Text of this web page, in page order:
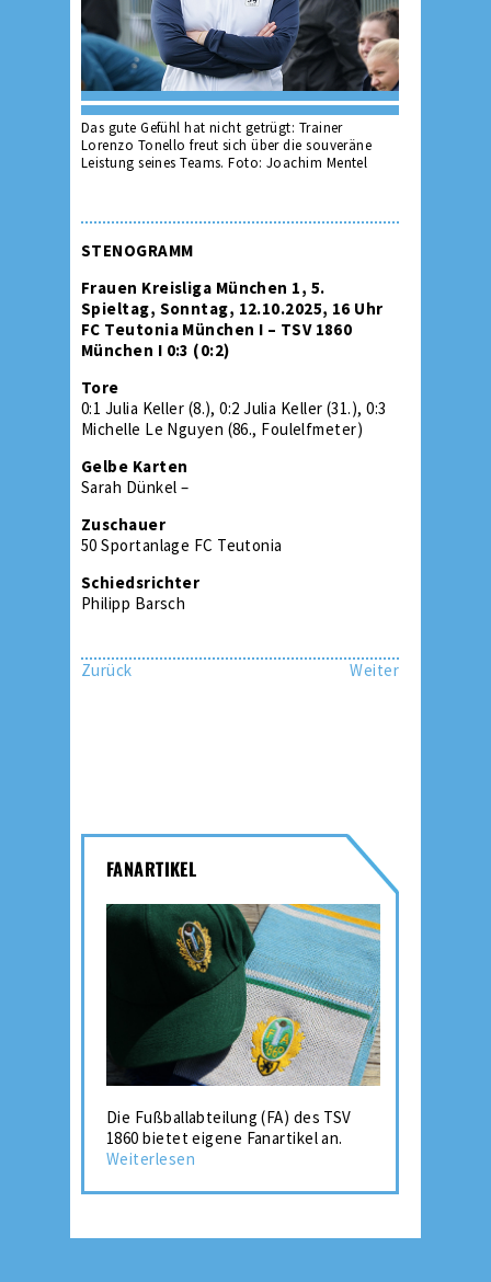
Das gute Gefühl hat nicht getrügt: Trainer
Lorenzo Tonello freut sich über die souveräne
Leistung seines Teams. Foto: Joachim Mentel
STENOGRAMM
Frauen Kreisliga München 1, 5.
Spieltag, Sonntag, 12.10.2025, 16 Uhr
FC Teutonia München I – TSV 1860
München I 0:3 (0:2)
Tore
0:1 Julia Keller (8.), 0:2 Julia Keller (31.), 0:3
Michelle Le Nguyen (86., Foulelfmeter)
Gelbe Karten
Sarah Dünkel –
Zuschauer
50 Sportanlage FC Teutonia
Schiedsrichter
Philipp Barsch
Zurück Weiter
FANARTIKEL
Die Fußballabteilung (FA) des TSV
1860 bietet eigene Fanartikel an.
Weiterlesen